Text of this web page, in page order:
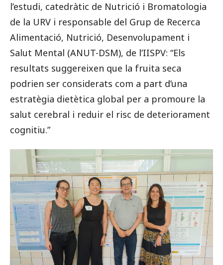
l’estudi, catedràtic de Nutrició i Bromatologia
de la URV i responsable del Grup de Recerca
Alimentació, Nutrició, Desenvolupament i
Salut Mental (ANUT-DSM), de l’IISPV: “Els
resultats suggereixen que la fruita seca
podrien ser considerats com a part d’una
estratègia dietètica global per a promoure la
salut cerebral i reduir el risc de deteriorament
cognitiu.”